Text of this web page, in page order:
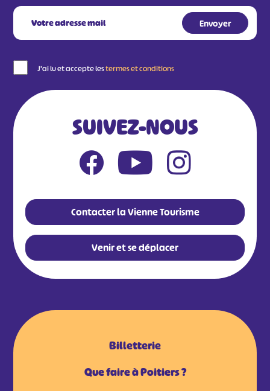
J'ai lu et accepte lestermes et conditions
SUIVEZ-NOUS
Contacter la Vienne Tourisme
Venir et se déplacer
Billetterie
Que faire à Poitiers ?